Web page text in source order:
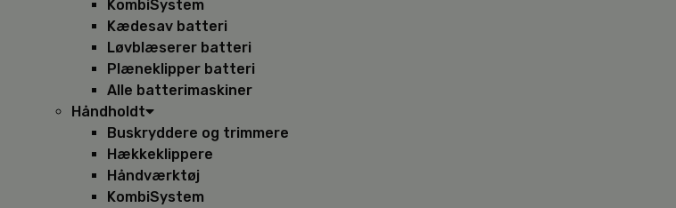
KombiSystem
Kædesav batteri
Løvblæserer batteri
Plæneklipper batteri
Alle batterimaskiner
Håndholdt
Buskryddere og trimmere
Hækkeklippere
Håndværktøj
KombiSystem